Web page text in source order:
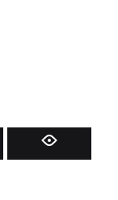
producto